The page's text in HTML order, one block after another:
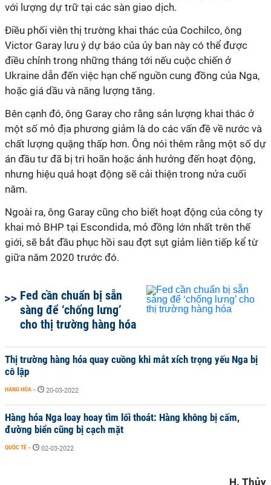
với lượng dự trữ tại các sàn giao dịch.
Điều phối viên thị trường khai thác của Cochilco, ông
Victor Garay lưu ý dự báo của ủy ban này có thể được
điều chỉnh trong những tháng tới nếu cuộc chiến ở
Ukraine dẫn đến việc hạn chế nguồn cung đồng của Nga,
hoặc giá dầu và năng lượng tăng.
Bên cạnh đó, ông Garay cho rằng sản lượng khai thác ở
một số mỏ địa phương giảm là do các vấn đề về nước và
chất lượng quặng thấp hơn. Ông nói thêm rằng một số dự
án đầu tư đã bị trì hoãn hoặc ảnh hưởng đến hoạt động,
nhưng hiệu quả hoạt động sẽ cải thiện trong nửa cuối
năm.
Ngoài ra, ông Garay cũng cho biết hoạt động của công ty
khai mỏ BHP tại Escondida, mỏ đồng lớn nhất trên thế
giới, sẽ bắt đầu phục hồi sau đợt sụt giảm liên tiếp kể từ
giữa năm 2020 trước đó.
Fed cần chuẩn bị sẵn
sàng để ‘chống lưng’
cho thị trường hàng hóa
Thị trường hàng hóa quay cuồng khi mắt xích trọng yếu Nga bị
cô lập
HÀNG HÓA - 20-03-2022
Hàng hóa Nga loay hoay tìm lối thoát: Hàng không bị cấm,
đường biển cũng bị cạch mặt
QUỐC TẾ - 02-03-2022
H. Thủy